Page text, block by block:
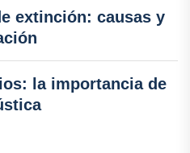
extinción: causas y
la importancia de